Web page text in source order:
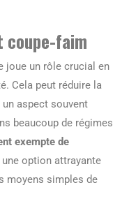
coupe-faim
joue un rôle crucial en
Cela peut réduire la
aspect souvent
beaucoup de régimes
exempte de
option attrayante
moyens simples de